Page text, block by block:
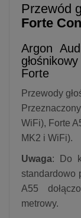
Przewód
Forte
Argon
Forte
Przewody
WiFi), Forte
MK2 i WiFi).
Uwaga: Do
standardowo
A55
metrowy.